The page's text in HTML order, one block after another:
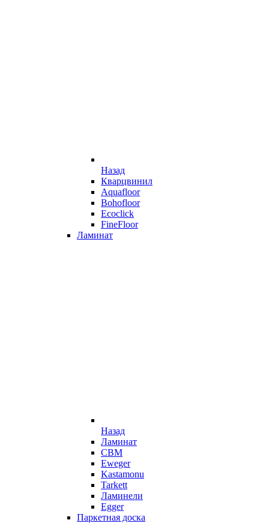
Назад
Кварцвинил
Aquafloor
Bohofloor
Ecoclick
FineFloor
Ламинат
Назад
Ламинат
CBM
Eweger
Kastamonu
Tarkett
Ламинели
Egger
Паркетная доска